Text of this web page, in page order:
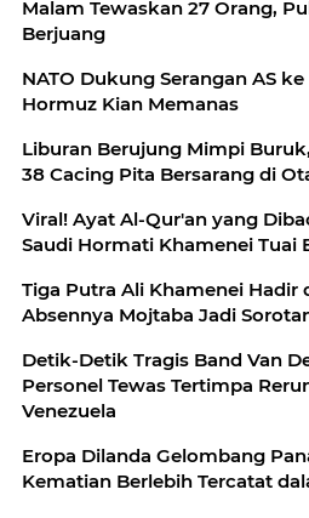
Malam Tewaskan 27 Orang,
Berjuang
NATO Dukung Serangan AS
Hormuz Kian Memanas
Liburan Berujung Mimpi
38 Cacing Pita Bersarang di
Viral! Ayat Al-Qur'an yang
Saudi Hormati Khamenei Tuai
Tiga Putra Ali Khamenei Hadir
Absennya Mojtaba Jadi
Detik-Detik Tragis Band Van
Personel Tewas Tertimpa
Venezuela
Eropa Dilanda Gelombang
Kematian Berlebih Tercatat